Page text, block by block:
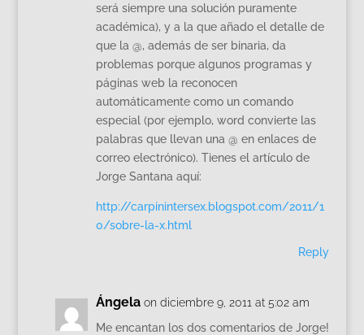
será siempre una solución puramente
académica), y a la que añado el detalle de
que la @, además de ser binaria, da
problemas porque algunos programas y
páginas web la reconocen
automáticamente como un comando
especial (por ejemplo, word convierte las
palabras que llevan una @ en enlaces de
correo electrónico). Tienes el artículo de
Jorge Santana aquí:
http://carpinintersex.blogspot.com/2011/1
0/sobre-la-x.html
Reply
Ángela on diciembre 9, 2011 at 5:02 am
Me encantan los dos comentarios de Jorge!